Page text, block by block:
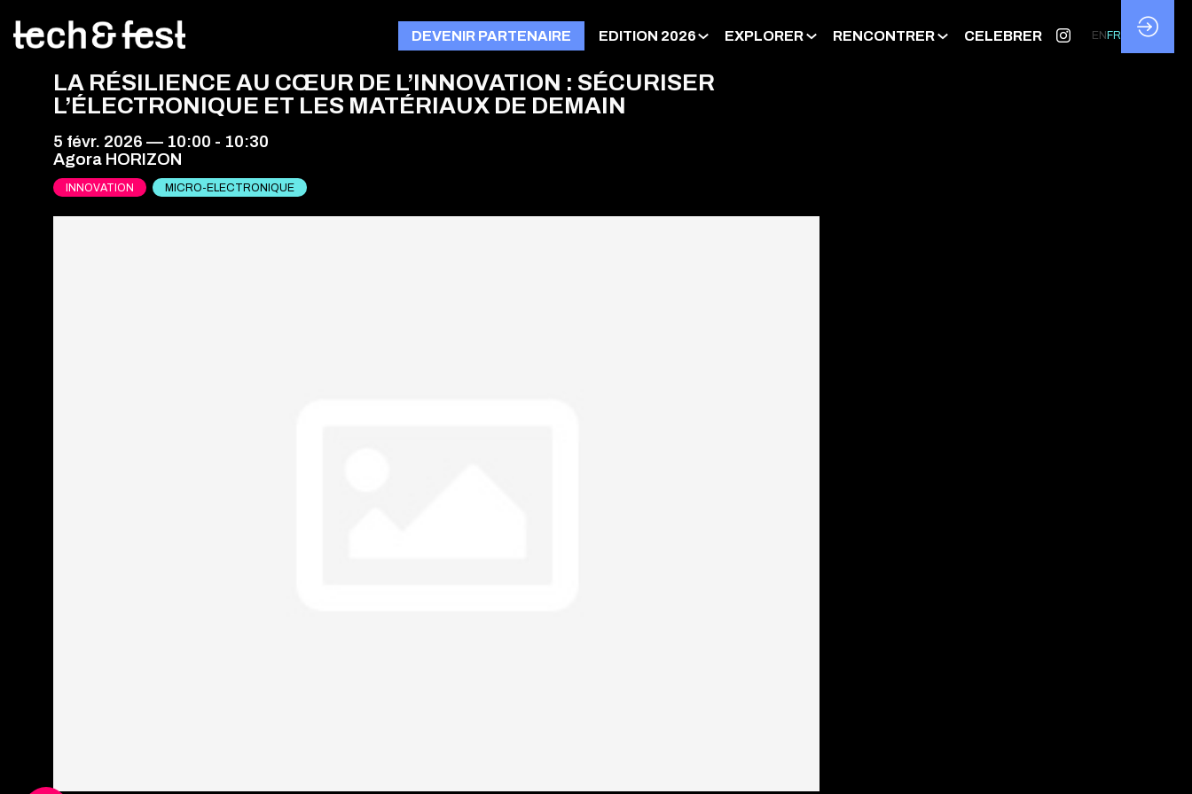
DEVENIR PARTENAIRE EDITION 2026 EXPLORER RENCONTRER CELEBRER EN FR
LA RÉSILIENCE AU CŒUR DE L’INNOVATION : SÉCURISER
L’ÉLECTRONIQUE ET LES MATÉRIAUX DE DEMAIN
5 févr. 2026 — 10:00 - 10:30
Agora HORIZON
INNOVATION MICRO-ELECTRONIQUE